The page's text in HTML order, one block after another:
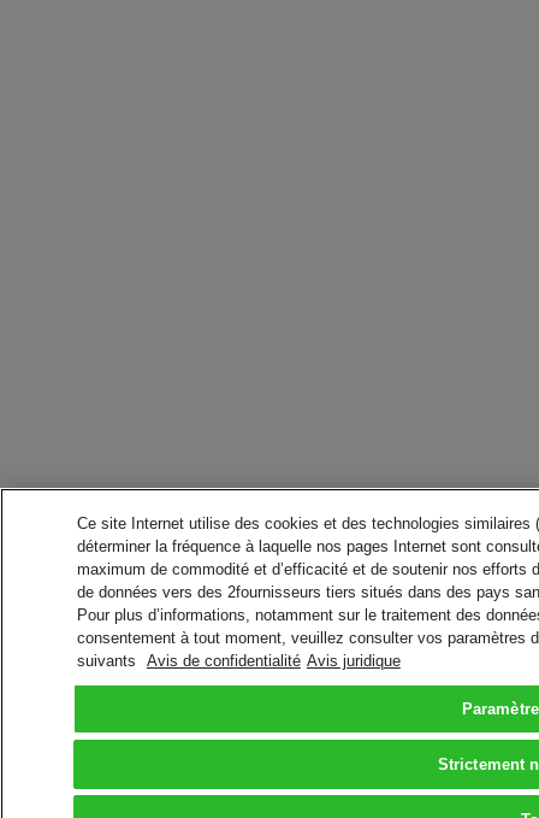
Ce site Internet utilise des cookies et des technologies
déterminer la fréquence à laquelle nos pages Internet sont
maximum de commodité et d’efficacité et de soutenir nos
de données vers des 2fournisseurs tiers situés dans des pays
Pour plus d’informations, notamment sur le traitement des
consentement à tout moment, veuillez consulter vos paramètres
suivants
Avis de confidentialité Avis juridique
Strictement